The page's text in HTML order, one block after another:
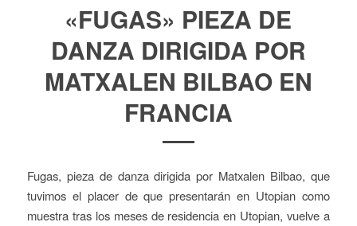
«FUGAS» PIEZA DE
DANZA DIRIGIDA POR
MATXALEN BILBAO EN
FRANCIA
Fugas, pieza de danza dirigida por Matxalen Bilbao, que
tuvimos el placer de que presentarán en Utopian como
muestra tras los meses de residencia en Utopian, vuelve a